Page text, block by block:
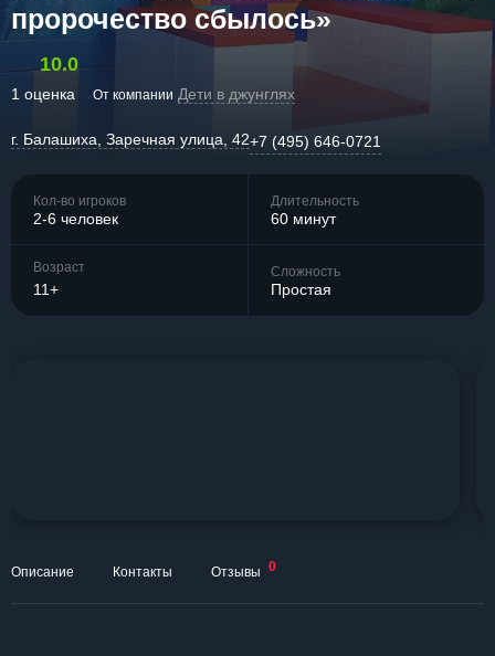
пророчество сбылось»
10.0
1 оценка От компании Дети в джунглях
г. Балашиха, Заречная улица, 42+7 (495) 646-0721
Кол-во игроков
2-6 человек
Длительность
60 минут
Возраст
11+
Сложность
Простая
Описание Контакты Отзывы 0